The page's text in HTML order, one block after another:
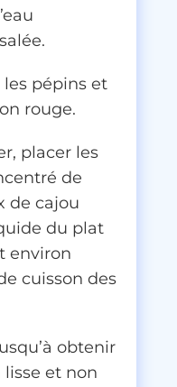
les pépins et
rouge.
placer les
de
de cajou
du plat
environ
cuisson des
obtenir
et non